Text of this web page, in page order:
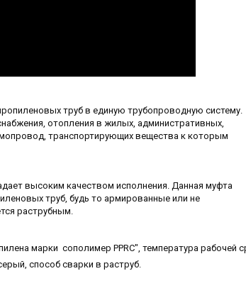
труб в единую трубопроводную систему.
отопления в жилых, административных,
транспортирующих вещества к которым
высоким качеством исполнения. Данная муфта
труб, будь то армированные или не
раструбным.
марки сополимер PPRC", температура рабочей
способ сварки в раструб.